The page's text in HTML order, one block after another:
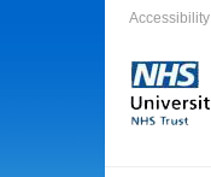
Accessibility